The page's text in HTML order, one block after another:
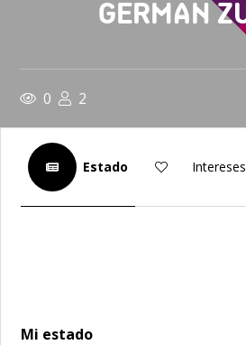
GERMÁN
0 2
Estado Intereses
Mi estado